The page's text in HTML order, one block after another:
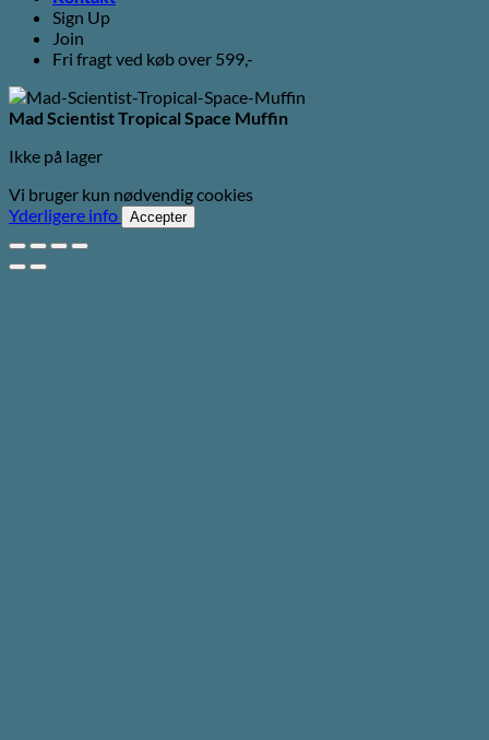
Sign Up
Join
Fri fragt ved køb over 599,-
Mad Scientist Tropical Space Muffin
Ikke på lager
Vi bruger kun nødvendig cookies
Yderligere info
Accepter